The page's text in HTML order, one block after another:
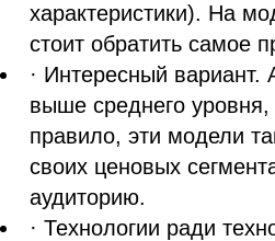
характеристики). На
стоит обратить самое
· Интересный вариант.
выше среднего
правило, эти модели
своих ценовых
аудиторию.
· Технологии ради